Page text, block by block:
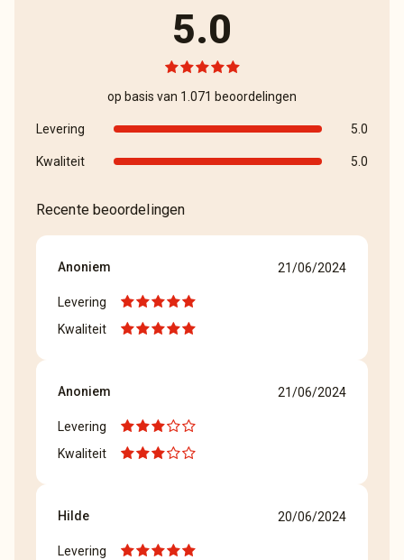
5.0
op basis van 1.071 beoordelingen
Levering 5.0
Kwaliteit 5.0
Recente beoordelingen
Anoniem 21/06/2024
Levering
Kwaliteit
Anoniem 21/06/2024
Levering
Kwaliteit
Hilde 20/06/2024
Levering